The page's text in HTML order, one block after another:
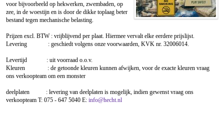
voor bijvoorbeeld op hekwerken, zwembaden, op
zee, in de woestijn en is door de dikke toplaag beter
bestand tegen mechanische belasting.
Prijzen excl. BTW : vrijblijvend per plaat. Hiermee vervalt elke eerdere prijslijst.
Levering : geschiedt volgens onze voorwaarden, KVK nr. 32006014.
Levertijd : uit voorraad o.o.v.
Kleuren : de getoonde kleuren kunnen afwijken, voor de exacte kleuren vraag
ons verkoopteam om een monster
deelplaten : levering van deelplaten is mogelijk, indien gewenst vraag ons
verkoopteam T: 075 - 647 5040 E: info@hecht.nl